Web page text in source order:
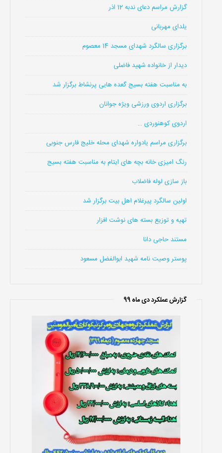
گزارش مراسم دعای ندبه 12 اذر
یلدای مهربانی
برگزاری سالگرد شهدای مسجد 14 معصوم
دیدار از خانواده شهید فاضلی
به مناسبت هفته بسیج گعده هایی پرنشاط برگزار شد
برگزاری اردوی ورزشی ویژه جوانان
اردوی کوهنوردی …
برگزاری مراسم یادواره شهدای محله خلیج فارس جنوبی
رنگ امیزی خانه بچه های ایتام به مناسبت هفته بسیج
باز سازی لوله فاضلاب
اولین سالگرد پیرغلام اهل بیت برگزار شد
تهیه و توزیع بسته های نوشت افزار
مستند حاجی دانا
پوستر وصیت نامه شهید ابوالفضل مسعود
گزارش عملکرد دی ماه 99